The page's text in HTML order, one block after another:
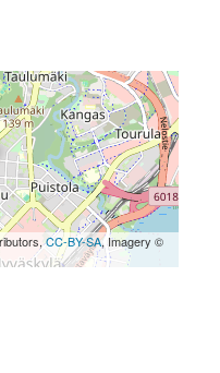
CC-BY-SA, Imagery ©